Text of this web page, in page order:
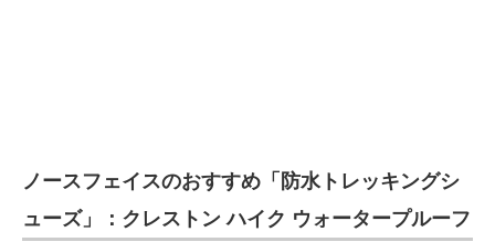
ノースフェイスのおすすめ「防水トレッキングシ
ューズ」：クレストン ハイク ウォータープルーフ